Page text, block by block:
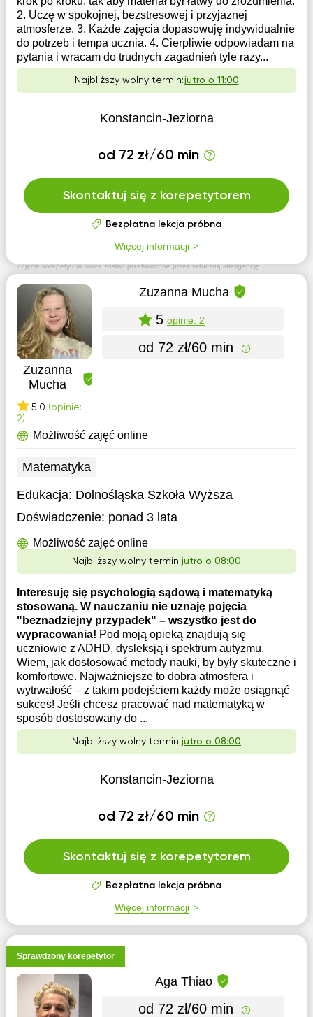
Zdjęcie korepetytora może zostać przetworzone przez sztuczną inteligencję.
2. Uczę w spokojnej, bezstresowej i przyjaznej
atmosferze. 3. Każde zajęcia dopasowuję indywidualnie
do potrzeb i tempa ucznia. 4. Cierpliwie odpowiadam na
pytania i wracam do trudnych zagadnień tyle razy...
Najbliższy wolny termin:jutro o 11:00
Konstancin-Jeziorna
od 72 zł/60 min
Skontaktuj się z korepetytorem
Bezpłatna lekcja próbna
Więcej informacji
Zuzanna
Mucha
5.0 (opinie:
2)
Zuzanna Mucha
5 opinie: 2
od 72 zł/60 min
Możliwość zajęć online
Matematyka
Edukacja: Dolnośląska Szkoła Wyższa
Doświadczenie: ponad 3 lata
Możliwość zajęć online
Najbliższy wolny termin:jutro o 08:00
Interesuję się psychologią sądową i matematyką
stosowaną. W nauczaniu nie uznaję pojęcia
"beznadziejny przypadek" – wszystko jest do
wypracowania! Pod moją opieką znajdują się
uczniowie z ADHD, dysleksją i spektrum autyzmu.
Wiem, jak dostosować metody nauki, by były skuteczne i
komfortowe. Najważniejsze to dobra atmosfera i
wytrwałość – z takim podejściem każdy może osiągnąć
sukces! Jeśli chcesz pracować nad matematyką w
sposób dostosowany do ...
Najbliższy wolny termin:jutro o 08:00
Konstancin-Jeziorna
od 72 zł/60 min
Skontaktuj się z korepetytorem
Bezpłatna lekcja próbna
Więcej informacji
Sprawdzony korepetytor
Aga Thiao
od 72 zł/60 min